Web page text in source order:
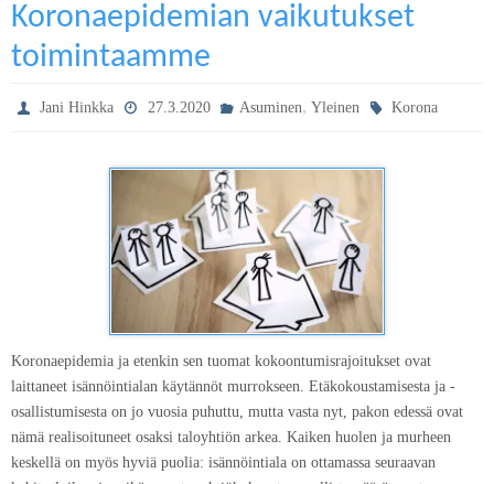
Koronaepidemian vaikutukset
toimintaamme
Jani Hinkka 27.3.2020 Asuminen, Yleinen Korona
Koronaepidemia ja etenkin sen tuomat kokoontumisrajoitukset ovat
laittaneet isännöintialan käytännöt murrokseen. Etäkokoustamisesta ja -
osallistumisesta on jo vuosia puhuttu, mutta vasta nyt, pakon edessä ovat
nämä realisoituneet osaksi taloyhtiön arkea. Kaiken huolen ja murheen
keskellä on myös hyviä puolia: isännöintiala on ottamassa seuraavan